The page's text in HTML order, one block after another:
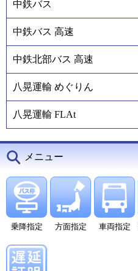
中鉄バス
中鉄バス 高速
中鉄北部バス 高速
八晃運輸 めぐりん
八晃運輸 FLAt
メニュー
乗降指定 方面指定 車両指定